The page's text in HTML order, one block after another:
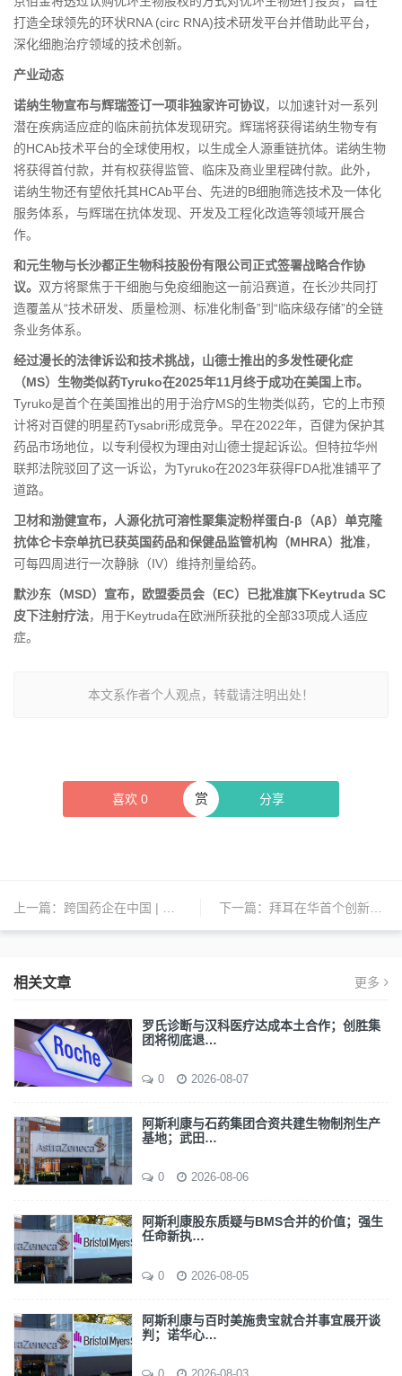
打造全球领先的环状RNA (circ RNA)技术研发平台并借助此平台，
深化细胞治疗领域的技术创新。
产业动态
诺纳生物宣布与辉瑞签订一项非独家许可协议，以加速针对一系列
潜在疾病适应症的临床前抗体发现研究。辉瑞将获得诺纳生物专有
的HCAb技术平台的全球使用权，以生成全人源重链抗体。诺纳生物
将获得首付款，并有权获得监管、临床及商业里程碑付款。此外，
诺纳生物还有望依托其HCAb平台、先进的B细胞筛选技术及一体化
服务体系，与辉瑞在抗体发现、开发及工程化改造等领域开展合
作。
和元生物与长沙都正生物科技股份有限公司正式签署战略合作协
议。 双方将聚焦于干细胞与免疫细胞这一前沿赛道，在长沙共同打
造覆盖从“技术研发、质量检测、标准化制备”到“临床级存储”的全链
条业务体系。
经过漫长的法律诉讼和技术挑战，山德士推出的多发性硬化症
（MS）生物类似药Tyruko在2025年11月终于成功在美国上市。
Tyruko是首个在美国推出的用于治疗MS的生物类似药，它的上市预
计将对百健的明星药Tysabri形成竞争。早在2022年，百健为保护其
药品市场地位，以专利侵权为理由对山德士提起诉讼。但特拉华州
联邦法院驳回了这一诉讼，为Tyruko在2023年获得FDA批准铺平了
道路。
卫材和渤健宣布，人源化抗可溶性聚集淀粉样蛋白-β（Aβ）单克隆
抗体仑卡奈单抗已获英国药品和保健品监管机构（MHRA）批准，
可每四周进行一次静脉（IV）维持剂量给药。
默沙东（MSD）宣布，欧盟委员会（EC）已批准旗下Keytruda SC
皮下注射疗法，用于Keytruda在欧洲所获批的全部33项成人适应
症。
本文系作者个人观点，转载请注明出处！
喜欢 0 分享
赏
上一篇： 跨国药企在中国 | 拜耳、武田、飞利浦、卫材、阿斯利康、礼来、赛诺菲、辉瑞、灵北、科利耳、百汇医疗、龙沙、欧彼乐等新动态 下一篇： 拜耳在华首个创新中心在北京启用；广药集团入主达安基因；赛诺菲与上药科园合作推广三款疫苗产品 | 日报
相关文章 更多
罗氏诊断与汉科医疗达成本土合作；创胜集
团将彻底退…
0 2026-08-07
阿斯利康与石药集团合资共建生物制剂生产
基地；武田…
0 2026-08-06
阿斯利康股东质疑与BMS合并的价值；强生
任命新执…
0 2026-08-05
阿斯利康与百时美施贵宝就合并事宜展开谈
判；诺华心…